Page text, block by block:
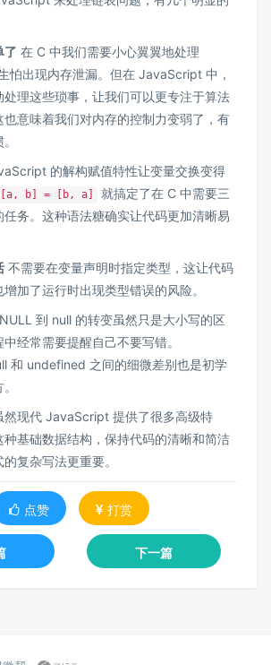
了 在 C 中我们需要小心翼翼地处理
怕出现内存泄漏。但在 JavaScript 中，
理这些琐事，让我们可以更专注于算法
意味着我们对内存的控制力变弱了，有
的解构赋值特性让变量交换变得
[a, b] = [b, a]
就搞定了在 C 中需要三
务。这种语法糖确实让代码更加清晰易
不需要在变量声明时指定类型，这让代码
加了运行时出现类型错误的风险。
到 null 的转变虽然只是大小写的区
经常需要提醒自己不要写错。
和 undefined 之间的细微差别也是初学
然现代 JavaScript 提供了很多高级特
基础数据结构，保持代码的清晰和简洁
复杂写法更重要。
点赞 打赏
下一篇